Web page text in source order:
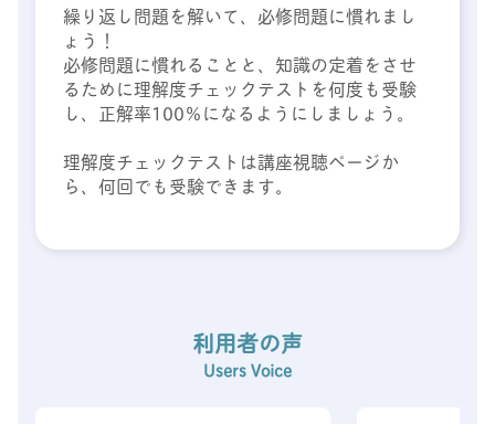
繰り返し問題を解いて、必修問題に慣れまし
ょう！
必修問題に慣れることと、知識の定着をさせ
るために理解度チェックテストを何度も受験
し、正解率100％になるようにしましょう。
理解度チェックテストは講座視聴ページか
ら、何回でも受験できます。
利用者の声
Users Voice